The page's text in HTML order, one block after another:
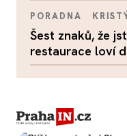
PORADNA
Šest znaků, že
restaurace loví